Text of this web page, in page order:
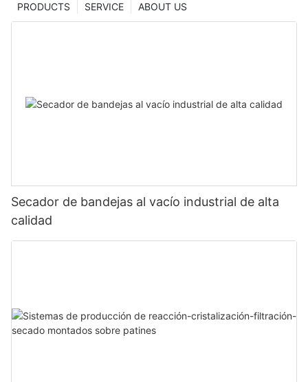
ABOUT US
SERVICE
PRODUCTS
Secador de bandejas al vacío industrial de alta
calidad